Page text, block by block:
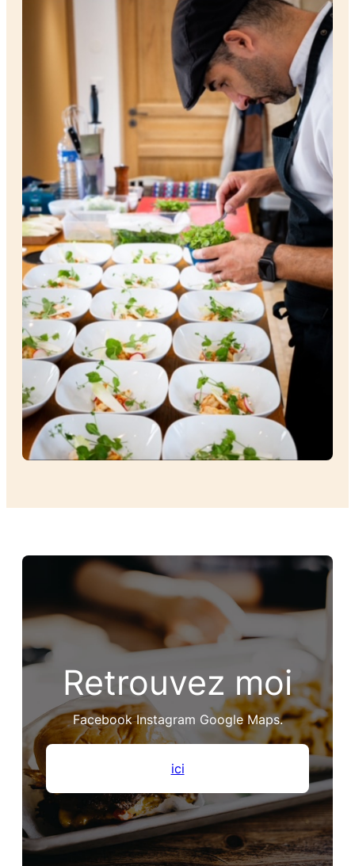
Retrouvez moi
Facebook Instagram Google Maps.
ici